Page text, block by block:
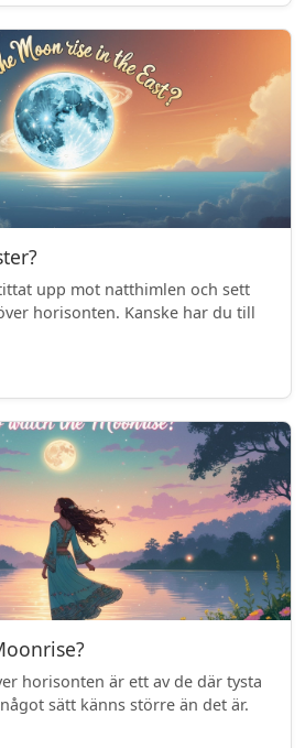
upp mot natthimlen och sett
horisonten. Kanske har du till
horisonten är ett av de där tysta
sätt känns större än det är.